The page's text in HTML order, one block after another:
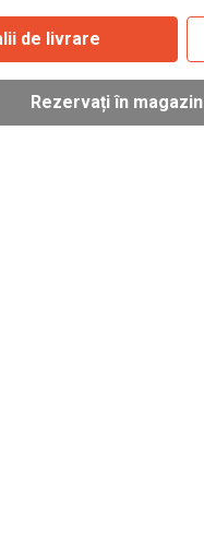
de livrare
Rezervați în magazin